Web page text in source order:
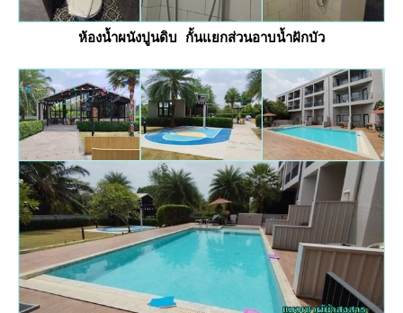
ห้องน้ำผนังปูนดิบ กั้นแยกส่วนอาบน้ำฝักบัว